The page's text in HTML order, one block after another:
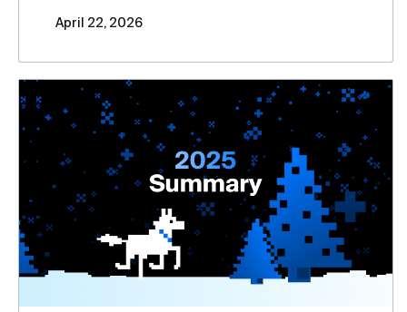
continuación, presentamos los acontecimientos
April 22, 2026